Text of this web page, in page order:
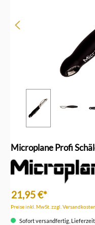
Microplane Profi
21,95 €*
Preise inkl. MwSt. zzgl. Versandkosten
Sofort versandfertig, Lieferzeit